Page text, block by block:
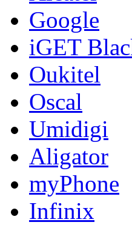
Google
iGET
Oukitel
Oscal
Umidigi
Aligator
myPhone
Infinix